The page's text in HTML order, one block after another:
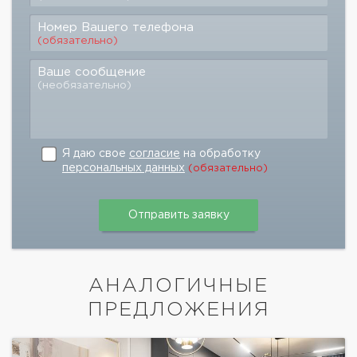
Номер Вашего телефона
(обязательно)
Ваше сообщение
(необязательно)
Я даю свое согласие на обработку
персональных данных (обязательно)
АНАЛОГИЧНЫЕ
ПРЕДЛОЖЕНИЯ